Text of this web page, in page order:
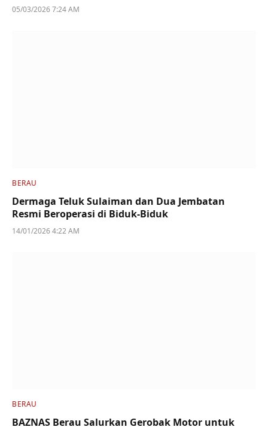
05/03/2026 7:24 AM
BERAU
Dermaga Teluk Sulaiman dan Dua Jembatan
Resmi Beroperasi di Biduk-Biduk
14/01/2026 4:22 AM
BERAU
BAZNAS Berau Salurkan Gerobak Motor untuk